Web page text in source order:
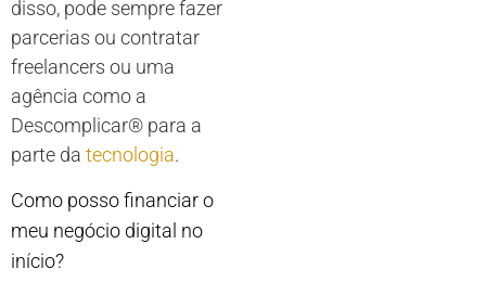
disso, pode sempre fazer
parcerias ou contratar
freelancers ou uma
agência como a
Descomplicar® para a
parte da tecnologia.
Como posso financiar o
meu negócio digital no
início?